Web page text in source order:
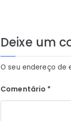
Post
Deixe um
O seu endereço de
Comentário *